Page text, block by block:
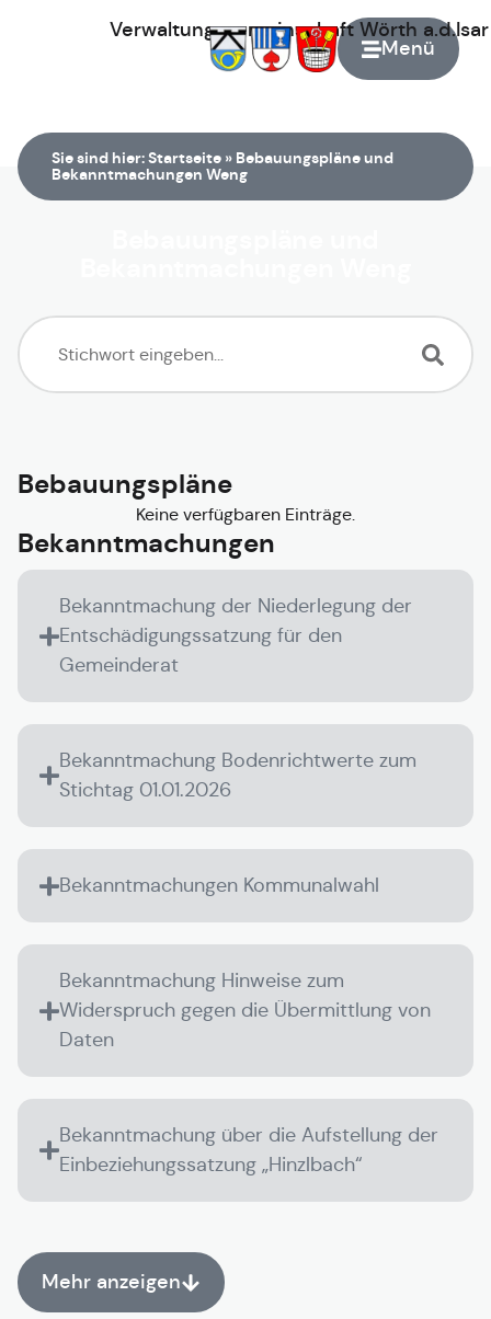
Menü
Verwaltungsgemeinschaft Wörth
Sie sind hier:Startseite » Bebauungspläne und
Bekanntmachungen Weng
Bebauungspläne
Keine verfügbaren Einträge.
Bekanntmachungen
Bekanntmachung der Niederlegung der
Entschädigungssatzung für den
Gemeinderat
Bekanntmachung Bodenrichtwerte zum
Stichtag 01.01.2026
Bekanntmachungen Kommunalwahl
Bekanntmachung Hinweise zum
Widerspruch gegen die Übermittlung von
Daten
Bekanntmachung über die Aufstellung der
Einbeziehungssatzung „Hinzlbach“
Mehr anzeigen